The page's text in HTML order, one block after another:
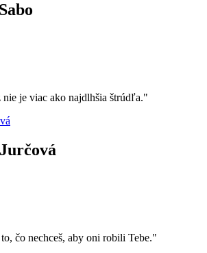
je viac ako najdlhšia štrúdľa."
čo nechceš, aby oni robili Tebe."